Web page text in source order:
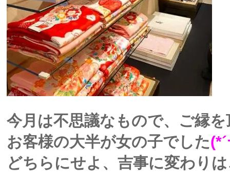
今月は不思議なもので、ご縁
お客様の大半が女の子でした
どちらにせよ、吉事に変わり